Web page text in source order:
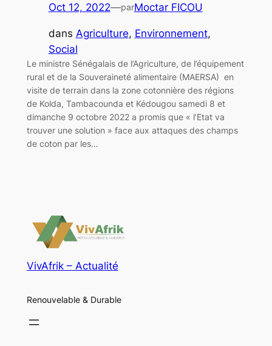
Oct 12, 2022—parMoctar FICOU
dans Agriculture, Environnement
Social
Le ministre Sénégalais de l’Agriculture, de l’équipement
rural et de la Souveraineté alimentaire (MAERSA) en
visite de terrain dans la zone cotonnière des régions
de Kolda, Tambacounda et Kédougou samedi 8 et
dimanche 9 octobre 2022 a promis que « l’Etat va
trouver une solution » face aux attaques des champs
de coton par les…
VivAfrik – Actualité
Renouvelable & Durable